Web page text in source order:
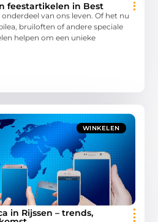
feestartikelen in Best
van ons leven. Of het nu
bruiloften of andere speciale
helpen om een unieke
WINKELEN
in Rijssen – trends,